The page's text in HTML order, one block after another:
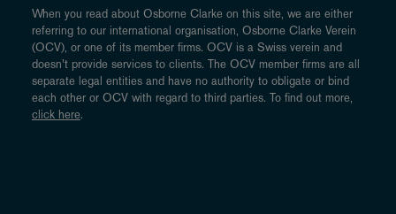
When you read about Osborne Clarke on this site, we are either
referring to our international organisation, Osborne Clarke Verein
(OCV), or one of its member firms. OCV is a Swiss verein and
doesn’t provide services to clients. The OCV member firms are all
separate legal entities and have no authority to obligate or bind
each other or OCV with regard to third parties. To find out more,
click here.